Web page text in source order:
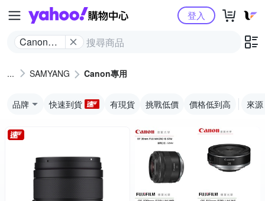
Yahoo購物中心
Canon專
登入
SAMYANG Canon專用
品牌 快速到貨 有現貨 挑戰低價 價格低到高 來源